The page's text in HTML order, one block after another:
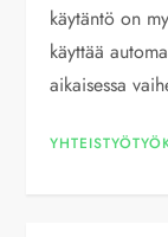
käytäntö on
käyttää
aikaisessa